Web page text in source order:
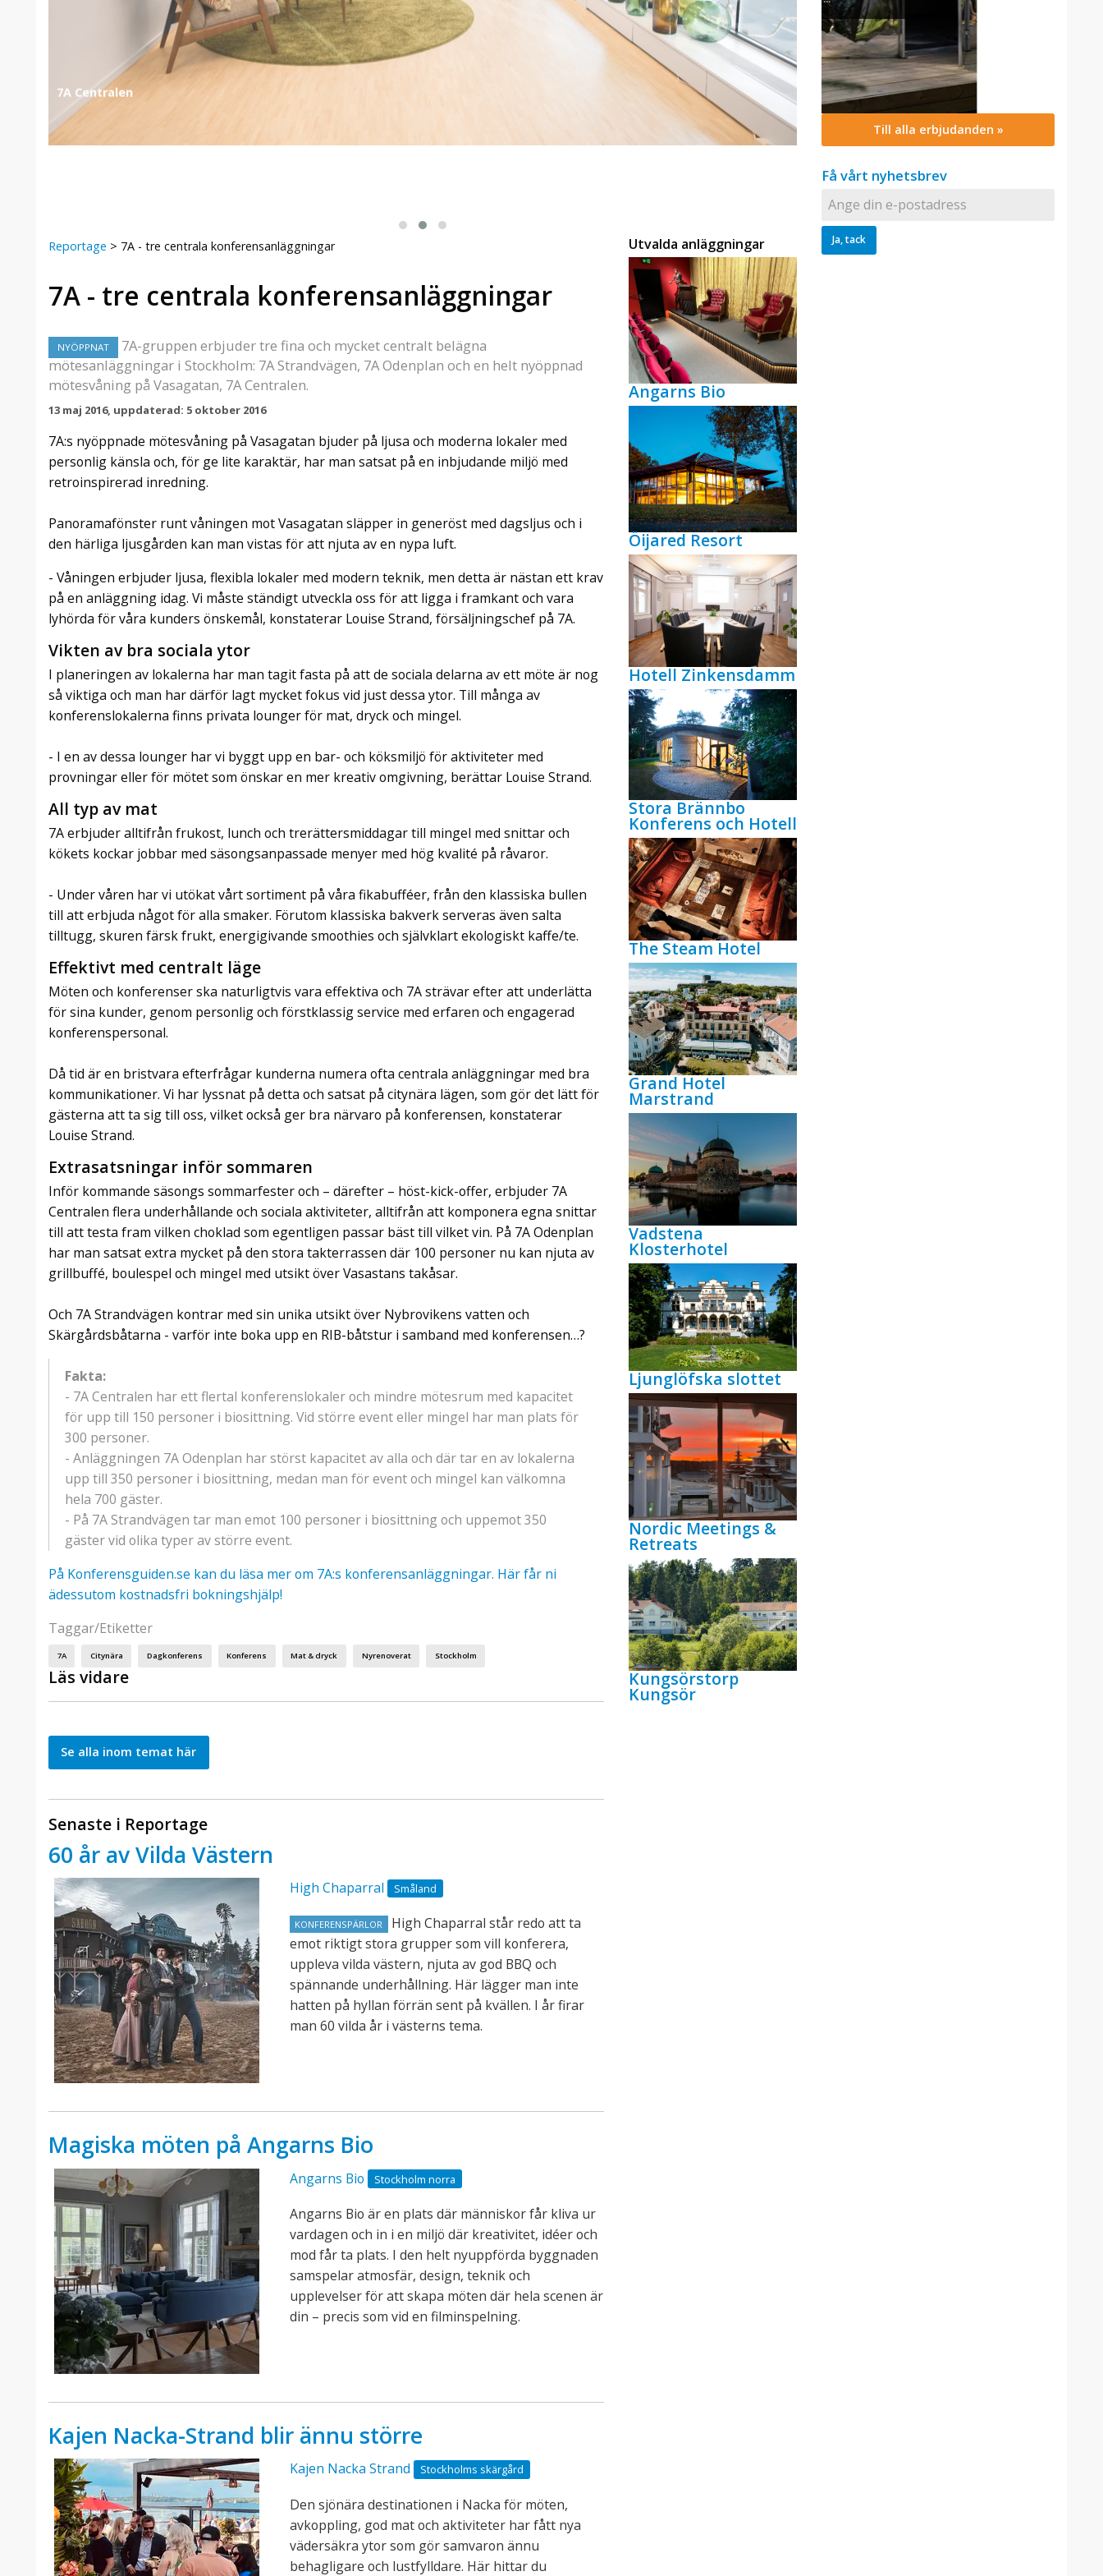
Reportage > 7A - tre centrala konferensanläggningar
7A - tre centrala konferensanläggningar
NYÖPPNAT
7A-gruppen erbjuder tre fina och mycket centralt belägna
mötesanläggningar i Stockholm: 7A Strandvägen, 7A Odenplan och en helt nyöppnad
mötesvåning på Vasagatan, 7A Centralen.
13 maj 2016, uppdaterad: 5 oktober 2016
7A:s nyöppnade mötesvåning på Vasagatan bjuder på ljusa och moderna lokaler med
personlig känsla och, för ge lite karaktär, har man satsat på en inbjudande miljö med
retroinspirerad inredning.
Panoramafönster runt våningen mot Vasagatan släpper in generöst med dagsljus och i
den härliga ljusgården kan man vistas för att njuta av en nypa luft.
- Våningen erbjuder ljusa, flexibla lokaler med modern teknik, men detta är nästan ett krav
på en anläggning idag. Vi måste ständigt utveckla oss för att ligga i framkant och vara
lyhörda för våra kunders önskemål, konstaterar Louise Strand, försäljningschef på 7A.
Vikten av bra sociala ytor
I planeringen av lokalerna har man tagit fasta på att de sociala delarna av ett möte är nog
så viktiga och man har därför lagt mycket fokus vid just dessa ytor. Till många av
konferenslokalerna finns privata lounger för mat, dryck och mingel.
- I en av dessa lounger har vi byggt upp en bar- och köksmiljö för aktiviteter med
provningar eller för mötet som önskar en mer kreativ omgivning, berättar Louise Strand.
All typ av mat
7A erbjuder alltifrån frukost, lunch och trerättersmiddagar till mingel med snittar och
kökets kockar jobbar med säsongsanpassade menyer med hög kvalité på råvaror.
- Under våren har vi utökat vårt sortiment på våra fikabufféer, från den klassiska bullen
till att erbjuda något för alla smaker. Förutom klassiska bakverk serveras även salta
tilltugg, skuren färsk frukt, energigivande smoothies och självklart ekologiskt kaffe/te.
Effektivt med centralt läge
Möten och konferenser ska naturligtvis vara effektiva och 7A strävar efter att underlätta
för sina kunder, genom personlig och förstklassig service med erfaren och engagerad
konferenspersonal.
Då tid är en bristvara efterfrågar kunderna numera ofta centrala anläggningar med bra
kommunikationer. Vi har lyssnat på detta och satsat på citynära lägen, som gör det lätt för
gästerna att ta sig till oss, vilket också ger bra närvaro på konferensen, konstaterar
Louise Strand.
Extrasatsningar inför sommaren
Inför kommande säsongs sommarfester och – därefter – höst-kick-offer, erbjuder 7A
Centralen flera underhållande och sociala aktiviteter, alltifrån att komponera egna snittar
till att testa fram vilken choklad som egentligen passar bäst till vilket vin. På 7A Odenplan
har man satsat extra mycket på den stora takterrassen där 100 personer nu kan njuta av
grillbuffé, boulespel och mingel med utsikt över Vasastans takåsar.
Och 7A Strandvägen kontrar med sin unika utsikt över Nybrovikens vatten och
Skärgårdsbåtarna - varför inte boka upp en RIB-båtstur i samband med konferensen…?
Fakta:
- 7A Centralen har ett flertal konferenslokaler och mindre mötesrum med kapacitet
för upp till 150 personer i biosittning. Vid större event eller mingel har man plats för
300 personer.
- Anläggningen 7A Odenplan har störst kapacitet av alla och där tar en av lokalerna
upp till 350 personer i biosittning, medan man för event och mingel kan välkomna
hela 700 gäster.
- På 7A Strandvägen tar man emot 100 personer i biosittning och uppemot 350
gäster vid olika typer av större event.
På Konferensguiden.se kan du läsa mer om 7A:s konferensanläggningar. Här får ni
ädessutom kostnadsfri bokningshjälp!
Taggar/Etiketter
7A Citynära Dagkonferens Konferens Mat & dryck Nyrenoverat Stockholm
Läs vidare
Se alla inom temat här
Senaste i Reportage
60 år av Vilda Västern
High Chaparral Småland
KONFERENSPÄRLOR
High Chaparral står redo att ta
emot riktigt stora grupper som vill konferera,
uppleva vilda västern, njuta av god BBQ och
spännande underhållning. Här lägger man inte
hatten på hyllan förrän sent på kvällen. I år firar
man 60 vilda år i västerns tema.
Magiska möten på Angarns Bio
Angarns Bio Stockholm norra
Angarns Bio är en plats där människor får kliva ur
vardagen och in i en miljö där kreativitet, idéer och
mod får ta plats. I den helt nyuppförda byggnaden
samspelar atmosfär, design, teknik och
upplevelser för att skapa möten där hela scenen är
din – precis som vid en filminspelning.
Kajen Nacka-Strand blir ännu större
Kajen Nacka Strand Stockholms skärgård
Den sjönära destinationen i Nacka för möten,
avkoppling, god mat och aktiviteter har fått nya
vädersäkra ytor som gör samvaron ännu
behagligare och lustfylldare. Här hittar du
Utvalda anläggningar
Angarns Bio
Öijared Resort
Hotell Zinkensdamm
Stora Brännbo
Konferens och Hotell
The Steam Hotel
Grand Hotel
Marstrand
Vadstena
Klosterhotel
Ljunglöfska slottet
Nordic Meetings &
Retreats
Kungsörstorp
Kungsör
Till alla erbjudanden »
Få vårt nyhetsbrev